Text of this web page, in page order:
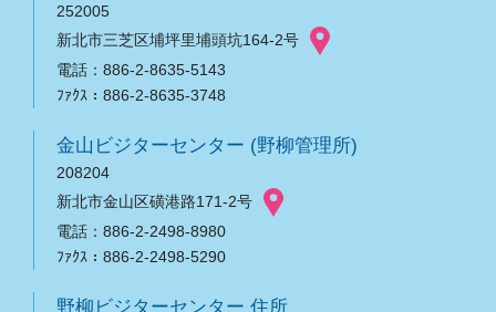
252005
新北市三芝区埔坪里埔頭坑164-2号
電話：886-2-8635-5143
ﾌｧｸｽ：886-2-8635-3748
金山ビジターセンター (野柳管理所)
208204
新北市金山区磺港路171-2号
電話：886-2-2498-8980
ﾌｧｸｽ：886-2-2498-5290
野柳ビジターセンター 住所